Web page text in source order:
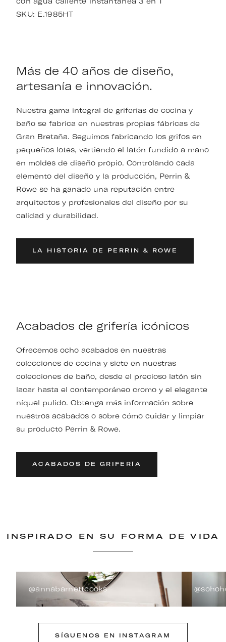
SKU: E.1985HT
Más de 40 años de diseño,
artesanía e innovación.
Nuestra gama integral de griferías de cocina y
baño se fabrica en nuestras propias fábricas de
Gran Bretaña. Seguimos fabricando los grifos en
pequeños lotes, vertiendo el latón fundido a mano
en moldes de diseño propio. Controlando cada
elemento del diseño y la producción, Perrin &
Rowe se ha ganado una reputación entre
arquitectos y profesionales del diseño por su
calidad y durabilidad.
LA HISTORIA DE PERRIN & ROWE
Acabados de grifería icónicos
Ofrecemos ocho acabados en nuestras
colecciones de cocina y siete en nuestras
colecciones de baño, desde el precioso latón sin
lacar hasta el contemporáneo cromo y el elegante
níquel pulido. Obtenga más información sobre
nuestros acabados o sobre cómo cuidar y limpiar
su producto Perrin & Rowe.
ACABADOS DE GRIFERÍA
INSPIRADO EN SU FORMA DE VIDA
@annabarnettcooks
SÍGUENOS EN INSTAGRAM